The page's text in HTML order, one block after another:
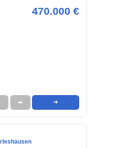
470.000 €
➦ ➜